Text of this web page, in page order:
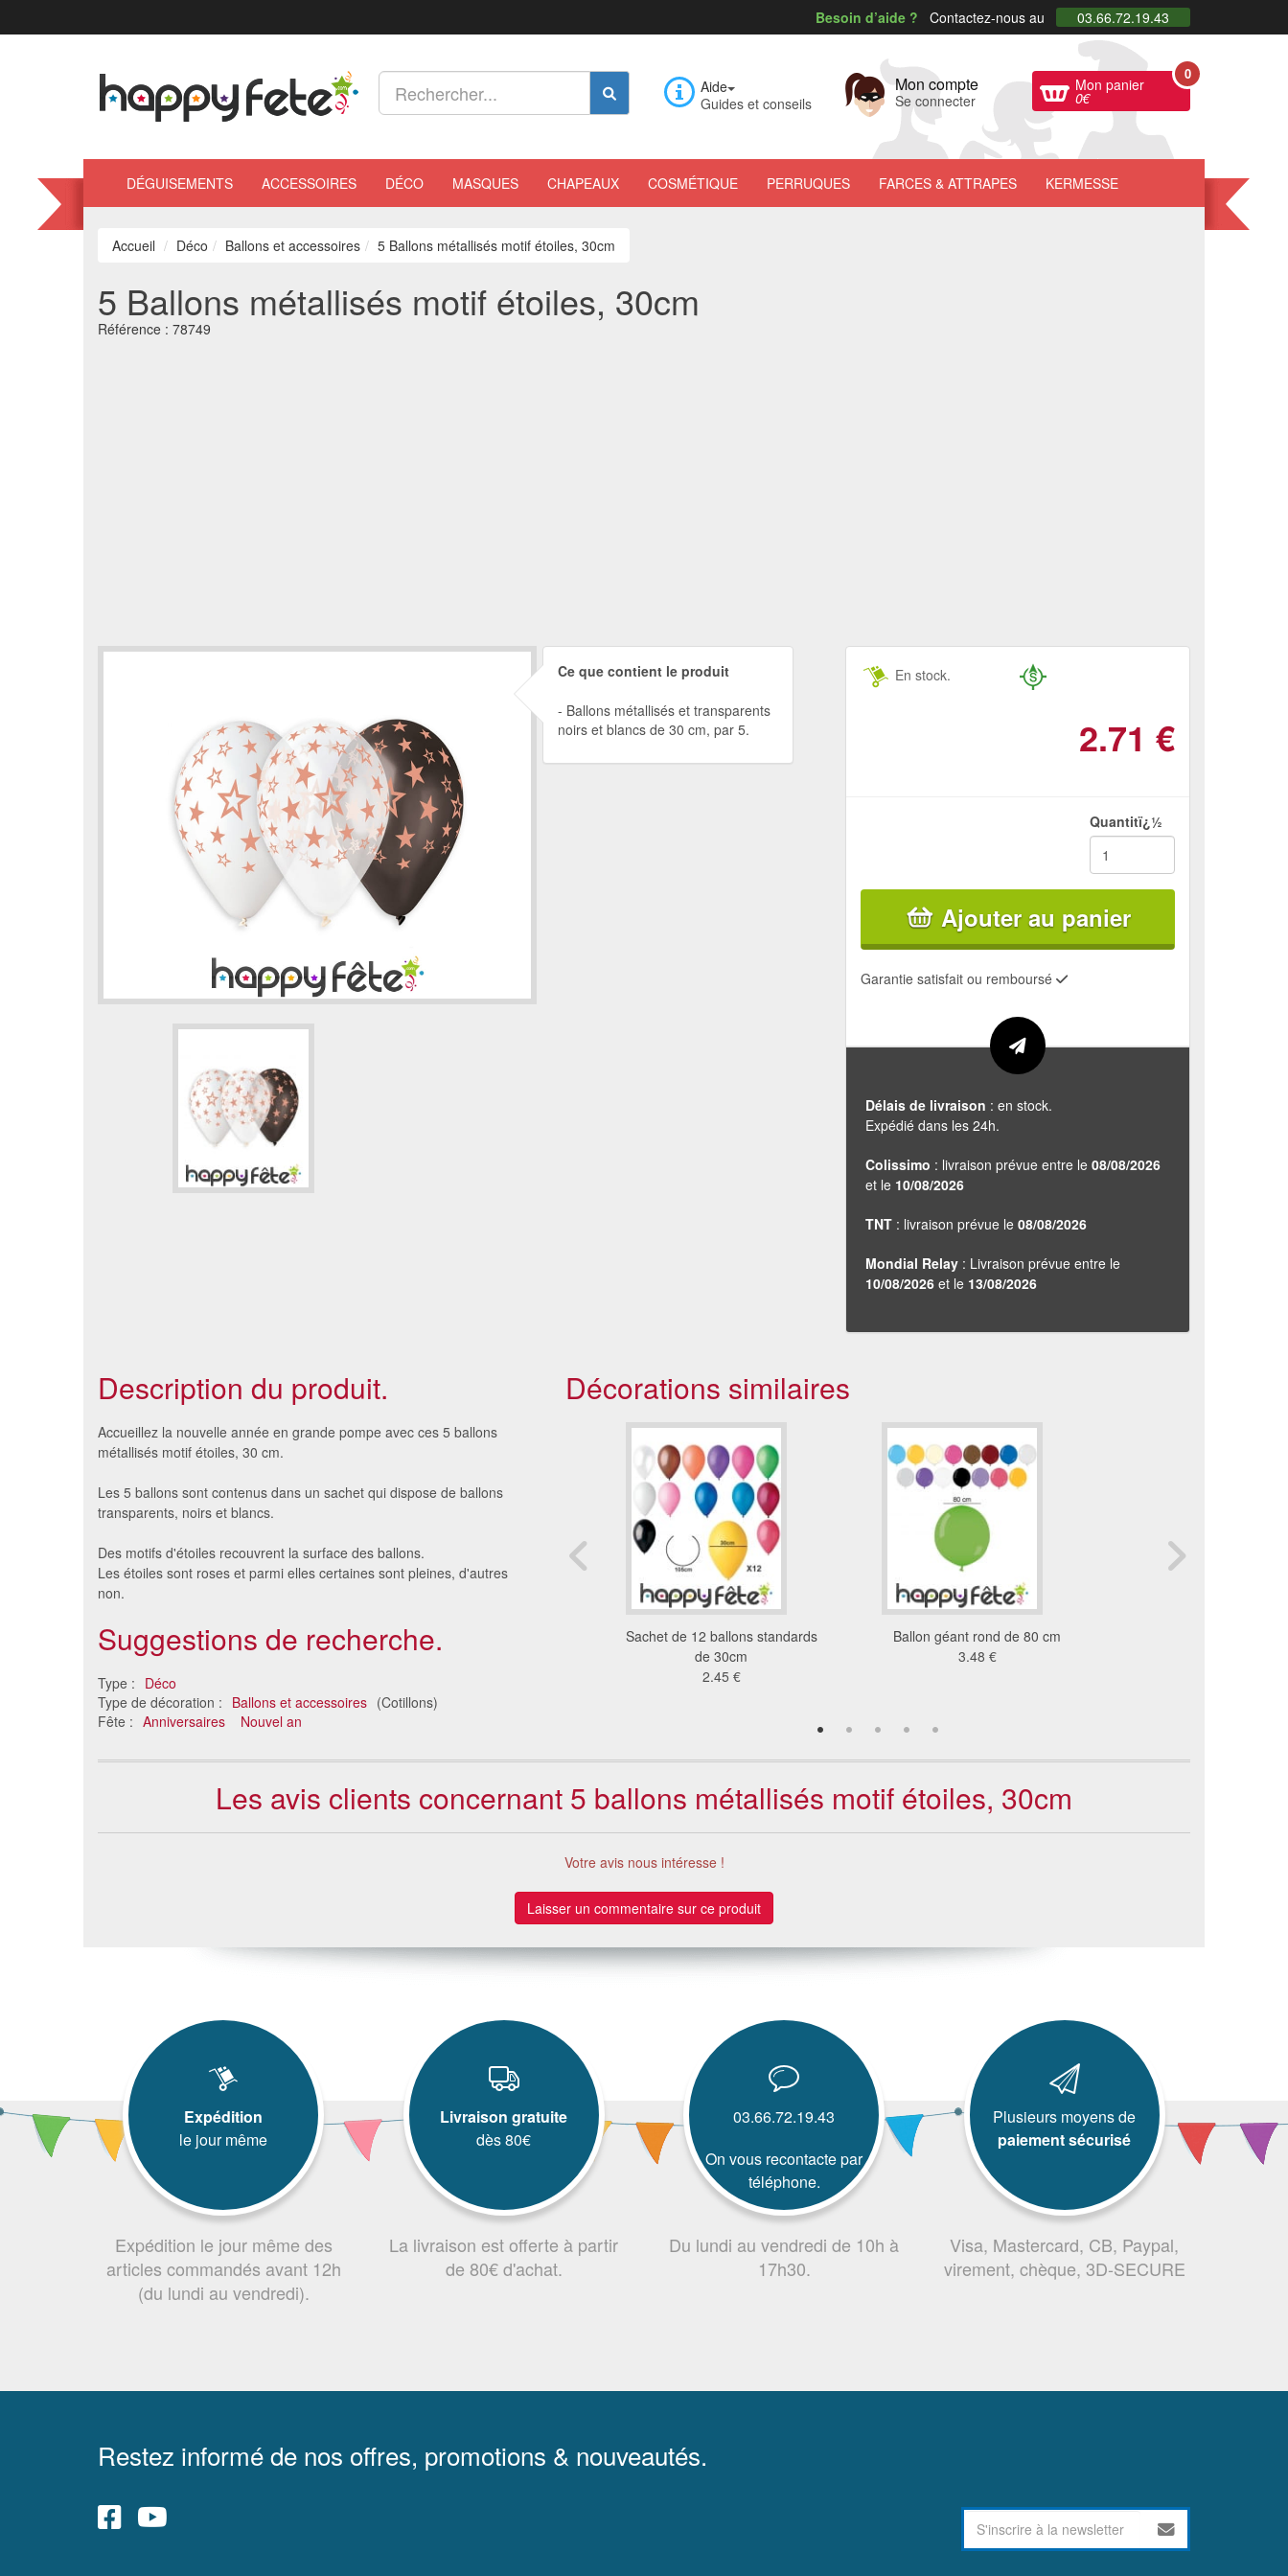
Besoin d’aide ? Contactez-nous au 03.66.72.19.43
Aide
Guides et conseils
Mon compte
Se connecter
Mon panier
0€
0
DÉGUISEMENTS ACCESSOIRES DÉCO MASQUES CHAPEAUX COSMÉTIQUE PERRUQUES FARCES & ATTRAPES KERMESSE
Accueil Déco Ballons et accessoires 5 Ballons métallisés motif étoiles, 30cm
5 Ballons métallisés motif étoiles, 30cm
Référence : 78749
Ce que contient le produit
Ballons métallisés et transparents
noirs et blancs de 30 cm, par 5.
En stock.
2.71 €
Quantitï¿½
Ajouter au panier
Garantie satisfait ou remboursé
Délais de livraison : en stock.
Expédié dans les 24h.
Colissimo : livraison prévue entre le 08/08/2026
et le 10/08/2026
TNT : livraison prévue le 08/08/2026
Mondial Relay : Livraison prévue entre le
10/08/2026 et le 13/08/2026
Description du produit.
Accueillez la nouvelle année en grande pompe avec ces 5 ballons
métallisés motif étoiles, 30 cm.
Les 5 ballons sont contenus dans un sachet qui dispose de ballons
transparents, noirs et blancs.
Des motifs d'étoiles recouvrent la surface des ballons.
Les étoiles sont roses et parmi elles certaines sont pleines, d'autres
non.
Suggestions de recherche.
Type : Déco
Type de décoration : Ballons et accessoires (Cotillons)
Fête : Anniversaires Nouvel an
Décorations similaires
Ballons coeur couple de marié
9.27 €
50 ballons ronds avec lien
Sachet de 12 ballons standards
de 30cm
2.45 €
Ballon géant rond de 80 cm
3.48 €
Les avis clients concernant 5 ballons métallisés motif étoiles, 30cm
Votre avis nous intéresse !
Laisser un commentaire sur ce produit
Expédition
le jour même
Expédition le jour même des
articles commandés avant 12h
(du lundi au vendredi).
Livraison gratuite
dès 80€
La livraison est offerte à partir
de 80€ d'achat.
03.66.72.19.43
On vous recontacte par
téléphone.
Du lundi au vendredi de 10h à
17h30.
Plusieurs moyens de
paiement sécurisé
Visa, Mastercard, CB, Paypal,
virement, chèque, 3D-SECURE
Restez informé de nos offres, promotions & nouveautés.